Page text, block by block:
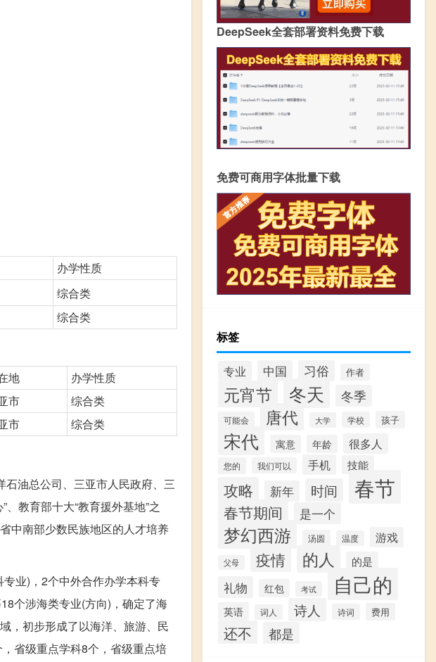
办学性质
综合类
综合类
地
办学性质
市
综合类
市
综合类
油总公司、三亚市人民政府、三
教育部十大“教育援外基地”之
中南部少数民族地区的人才培养
业)，2个中外合作办学本科专
个涉海类专业(方向)，确定了海
，初步形成了以海洋、旅游、民
省级重点学科8个，省级重点培
DeepSeek全套部署资料免费下载
免费可商用字体批量下载
标签
专业 中国 习俗 作者
元宵节 冬天 冬季
可能会 唐代 大学 学校 孩子
宋代 寓意 年龄 很多人
您的 我们可以 手机 技能
攻略 新年 时间 春节
春节期间 是一个
梦幻西游 汤圆 温度 游戏
父母 疫情 的人 的是
礼物 红包 考试 自己的
英语 词人 诗人 诗词 费用
还不 都是